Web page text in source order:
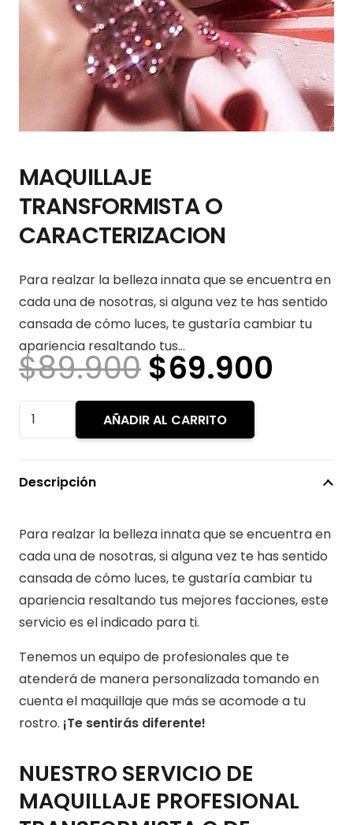
MAQUILLAJE
TRANSFORMISTA O
CARACTERIZACION
Para realzar la belleza innata que se encuentra en
cada una de nosotras, si alguna vez te has sentido
cansada de cómo luces, te gustaría cambiar tu
apariencia resaltando tus…
$89.900 El
precio
original
era:
$89.900.
$69.900
MAQUILLAJE
TRANSFORMISTA
CARACTERIZACION
AÑADIR AL CARRITO
Descripción
Para realzar la belleza innata que se encuentra en
cada una de nosotras, si alguna vez te has sentido
cansada de cómo luces, te gustaría cambiar tu
apariencia resaltando tus mejores facciones, este
servicio es el indicado para ti.
Tenemos un equipo de profesionales que te
atenderá de manera personalizada tomando en
cuenta el maquillaje que más se acomode a tu
rostro. ¡Te sentirás diferente!
NUESTRO SERVICIO DE
MAQUILLAJE PROFESIONAL